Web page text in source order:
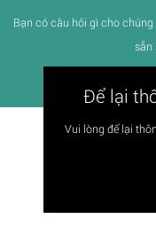
Bạn có câu hỏi gì cho
sẵn
Để lại
Vui lòng để lại